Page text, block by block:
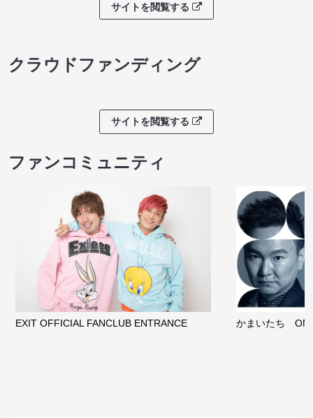
サイトを閲覧する
クラウドファンディング
サイトを閲覧する
ファンコミュニティ
EXIT OFFICIAL FANCLUB ENTRANCE かまいたち